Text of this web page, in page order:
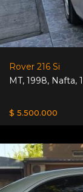
Rover 216 Si
MT, 1998, Nafta,
$ 5.500.000